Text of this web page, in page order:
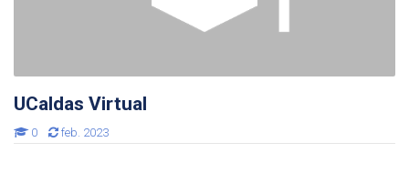
UCaldas Virtual
0 feb. 2023